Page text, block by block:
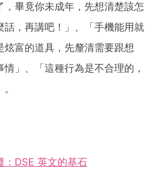
，畢竟你未成年，先想清楚該怎
話，再講吧！」、「手機能用就
炫富的道具，先釐清需要跟想
」、「這種行為是不合理的，
：DSE 英文的基石